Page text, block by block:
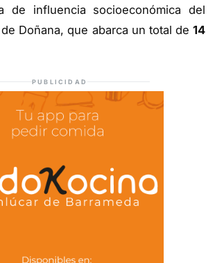
de influencia socioeconómica del
Doñana, que abarca un total de 14
PUBLICIDAD